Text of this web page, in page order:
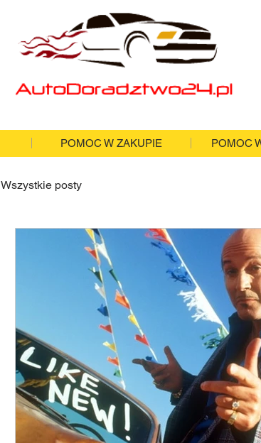
POMOC W ZAKUPIE POMOC
Wszystkie posty